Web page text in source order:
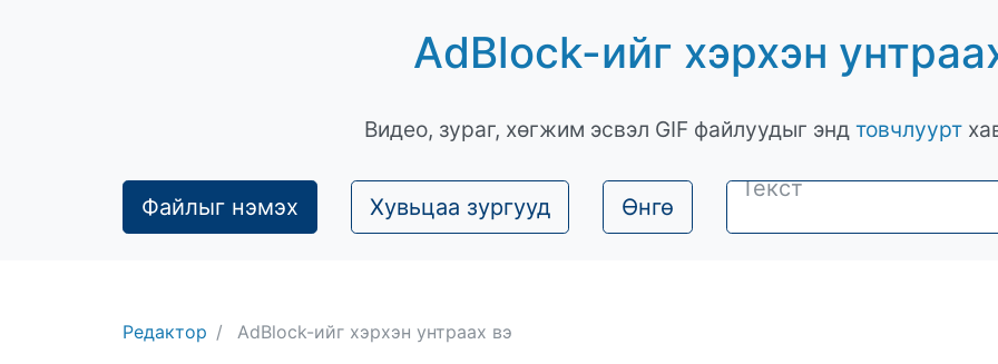
AdBlock-ийг хэрхэн
Видео, зураг, хөгжим эсвэл GIF файлуудыг энд товчлуурт
Файлыг нэмэх Хувьцаа зургууд Өнгө
Редактор
AdBlock-ийг хэрхэн унтраах вэ